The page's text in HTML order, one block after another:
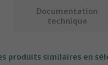
Documentation
technique
produits similaires en